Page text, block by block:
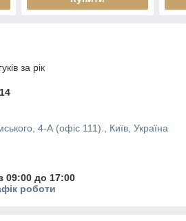
за рік
4-А (офіс 111)., Київ, Україна
09:00 до 17:00
роботи